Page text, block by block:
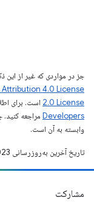
جز در مواردی که غیر از
Attribution 4.0 License
2.0 License است. برای
Developers‏
وابسته به آن است.
تاریخ آخرین به‌روزرسانی 2023-05-02 به‌وقت ساعت هماهنگ جهانی.
مشارکت